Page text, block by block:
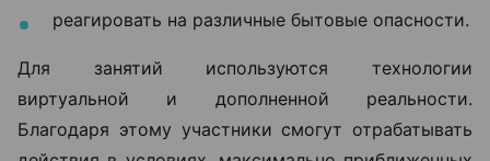
реагировать на различные бытовые опасности.
Для занятий используются технологии
виртуальной и дополненной реальности.
Благодаря этому участники смогут отрабатывать